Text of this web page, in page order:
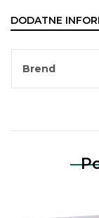
DODATNE
Brend